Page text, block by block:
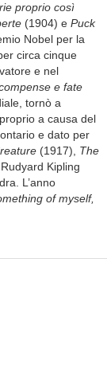
proprio così
(1904) e Puck
Nobel per la
circa cinque
e nel
e fate
tornò a
a causa del
e dato per
(1917), The
Kipling
L’anno
of myself,